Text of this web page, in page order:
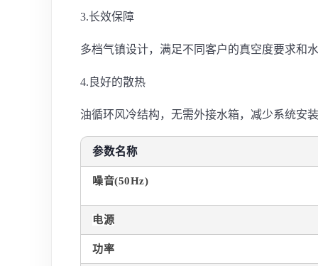
3.长效保障
多档气镇设计，满足不同客户的真空度要求和
4.良好的散热
油循环风冷结构，无需外接水箱，减少系统安
参数名称
噪音(50Hz)
电源
功率